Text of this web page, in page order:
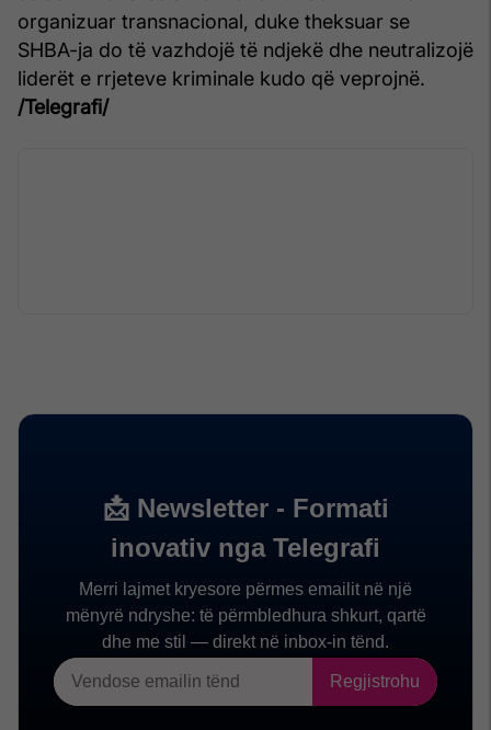
organizuar transnacional, duke theksuar se
SHBA-ja do të vazhdojë të ndjekë dhe neutralizojë
liderët e rrjeteve kriminale kudo që veprojnë.
/Telegrafi/